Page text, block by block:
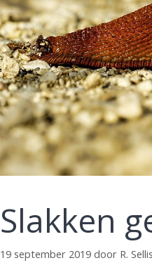
Slakken
19 september 2019 door R. Sellis